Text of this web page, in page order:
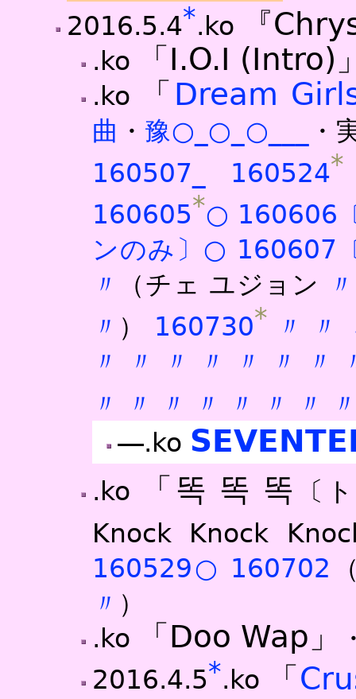
2016.5.4*.ko 『
.ko 「I.O.I (Intro)
.ko 「 Dream
曲 ・ 豫○ _○ _○
・
160507
160524*
160605*○ 160606
ンのみ〕○ 160607
〃
（チェ ユジョン 〃
〃 ） 160730* 〃 〃
〃
〃 〃 〃 〃 〃 〃
〃
〃 〃 〃 〃 〃 〃
―.ko
.ko 「똑 똑 똑 〔
Knock Knock
160529○ 160702
〃 ）
.ko
「Doo Wap」
2016.4.5*.ko 「